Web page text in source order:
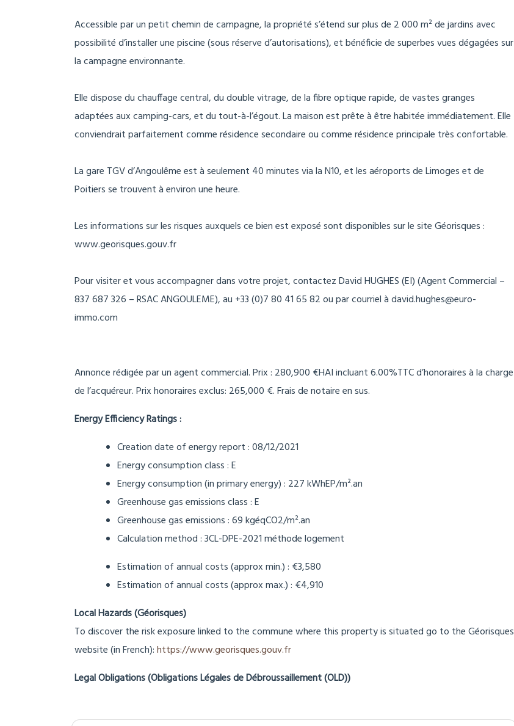
Accessible par un petit chemin de campagne, la propriété s’étend sur plus de 2 000 m² de jardins avec
possibilité d’installer une piscine (sous réserve d’autorisations), et bénéficie de superbes vues dégagées sur
la campagne environnante.
Elle dispose du chauffage central, du double vitrage, de la fibre optique rapide, de vastes granges
adaptées aux camping-cars, et du tout-à-l’égout. La maison est prête à être habitée immédiatement. Elle
conviendrait parfaitement comme résidence secondaire ou comme résidence principale très confortable.
La gare TGV d’Angoulême est à seulement 40 minutes via la N10, et les aéroports de Limoges et de
Poitiers se trouvent à environ une heure.
Les informations sur les risques auxquels ce bien est exposé sont disponibles sur le site Géorisques :
www.georisques.gouv.fr
Pour visiter et vous accompagner dans votre projet, contactez David HUGHES (EI) (Agent Commercial –
837 687 326 – RSAC ANGOULEME), au +33 (0)7 80 41 65 82 ou par courriel à david.hughes@euro-
immo.com
Annonce rédigée par un agent commercial. Prix : 280,900 €HAI incluant 6.00%TTC d’honoraires à la charge
de l’acquéreur. Prix honoraires exclus: 265,000 €. Frais de notaire en sus.
Energy Efficiency Ratings :
Creation date of energy report : 08/12/2021
Energy consumption class : E
Energy consumption (in primary energy) : 227 kWhEP/m².an
Greenhouse gas emissions class : E
Greenhouse gas emissions : 69 kgéqCO2/m².an
Calculation method :3CL-DPE-2021 méthode logement
Estimation of annual costs (approx min.) : €3,580
Estimation of annual costs (approx max.) : €4,910
Local Hazards (Géorisques)
To discover the risk exposure linked to the commune where this property is situated go to the Géorisques
website (in French):https://www.georisques.gouv.fr
Legal Obligations (Obligations Légales de Débroussaillement (OLD))